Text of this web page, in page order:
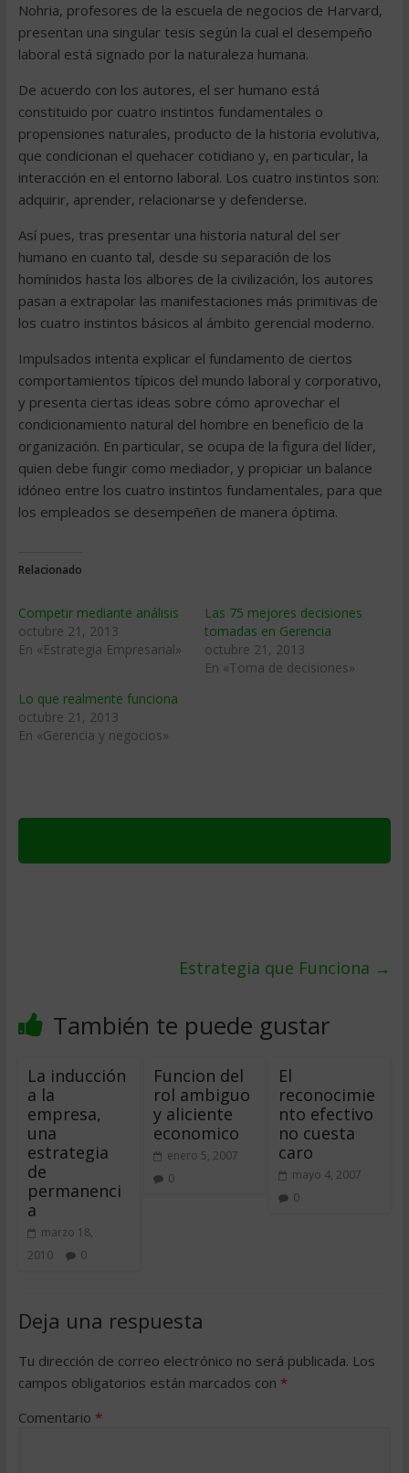
Nohria, profesores de la escuela de negocios de Harvard,
presentan una singular tesis según la cual el desempeño
laboral está signado por la naturaleza humana.
De acuerdo con los autores, el ser humano está
constituido por cuatro instintos fundamentales o
propensiones naturales, producto de la historia evolutiva,
que condicionan el quehacer cotidiano y, en particular, la
interacción en el entorno laboral. Los cuatro instintos son:
adquirir, aprender, relacionarse y defenderse.
Así pues, tras presentar una historia natural del ser
humano en cuanto tal, desde su separación de los
homínidos hasta los albores de la civilización, los autores
pasan a extrapolar las manifestaciones más primitivas de
los cuatro instintos básicos al ámbito gerencial moderno.
Impulsados intenta explicar el fundamento de ciertos
comportamientos típicos del mundo laboral y corporativo,
y presenta ciertas ideas sobre cómo aprovechar el
condicionamiento natural del hombre en beneficio de la
organización. En particular, se ocupa de la figura del líder,
quien debe fungir como mediador, y propiciar un balance
idóneo entre los cuatro instintos fundamentales, para que
los empleados se desempeñen de manera óptima.
Relacionado
Competir mediante análisis
octubre 21, 2013
En «Estrategia Empresarial»
Las 75 mejores decisiones
tomadas en Gerencia
octubre 21, 2013
En «Toma de decisiones»
Lo que realmente funciona
octubre 21, 2013
En «Gerencia y negocios»
Estrategia que Funciona →
También te puede gustar
La inducción
a la
empresa,
una
estrategia
de
permanenci
a
marzo 18,
2010
0
Funcion del
rol ambiguo
y aliciente
economico
enero 5, 2007
0
El
reconocimie
nto efectivo
no cuesta
caro
mayo 4, 2007
0
Deja una respuesta
Tu dirección de correo electrónico no será publicada. Los
campos obligatorios están marcados con *
Comentario *